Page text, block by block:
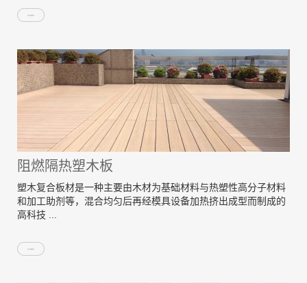
阻燃隔热塑木板
塑木复合板材是一种主要由木材为基础材料与热塑性高分子材料
和加工助剂等，混合均匀后再经模具设备加热挤出成型而制成的
高科技 ...